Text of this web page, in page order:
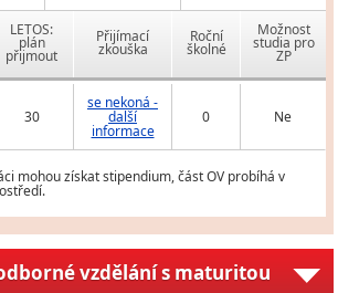
LETOS:
plán
přijmout
Přijímací
zkouška
Roční
školné
Možnost
studia pro
ZP
30
se nekoná -
další
informace
0 Ne
mohou získat stipendium, část OV probíhá v
vzdělání s maturitou